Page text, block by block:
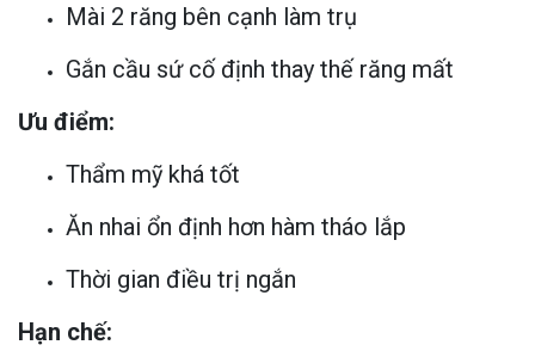
Mài 2 răng bên cạnh làm trụ
Gắn cầu sứ cố định thay thế răng mất
Ưu điểm:
Thẩm mỹ khá tốt
Ăn nhai ổn định hơn hàm tháo lắp
Thời gian điều trị ngắn
Hạn chế: